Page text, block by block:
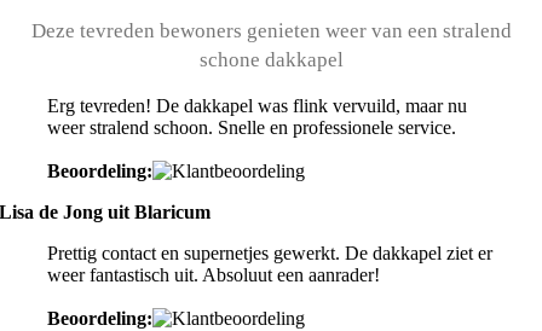
Deze tevreden bewoners genieten weer van een stralend
schone dakkapel
Erg tevreden! De dakkapel was flink vervuild, maar nu
weer stralend schoon. Snelle en professionele service.
Beoordeling:
Lisa de Jong uit Blaricum
Prettig contact en supernetjes gewerkt. De dakkapel ziet er
weer fantastisch uit. Absoluut een aanrader!
Beoordeling: